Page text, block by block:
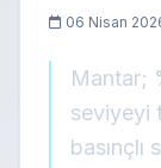
06 Nisan
Mantar;
seviyeyi
basınçlı